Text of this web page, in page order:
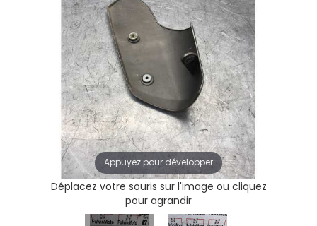
Appuyez pour développer
Déplacez votre souris sur l'image ou cliquez
pour agrandir